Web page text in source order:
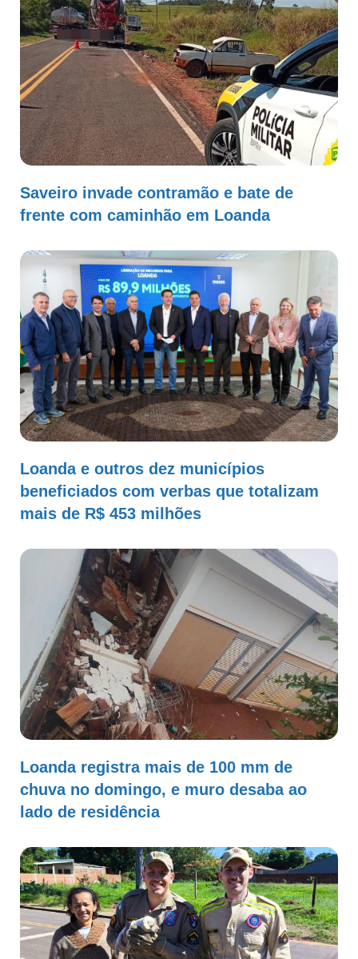
Saveiro invade contramão e bate de
frente com caminhão em Loanda
Loanda e outros dez municípios
beneficiados com verbas que totalizam
mais de R$ 453 milhões
Loanda registra mais de 100 mm de
chuva no domingo, e muro desaba ao
lado de residência